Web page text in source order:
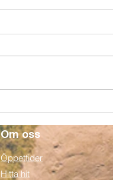
Om oss
Öppettider
Hitta hit